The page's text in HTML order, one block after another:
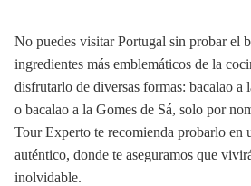
No puedes visitar Portugal sin probar el
ingredientes más emblemáticos de la
disfrutarlo de diversas formas: bacalao a
o bacalao a la Gomes de Sá, solo por
Tour Experto te recomienda probarlo en
auténtico, donde te aseguramos que
inolvidable.